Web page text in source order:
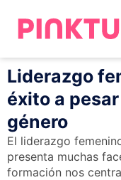
Liderazgo
éxito a
género
El liderazgo
presenta muchas
formación nos